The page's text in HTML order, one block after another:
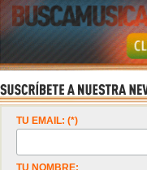
TU EMAIL: (*)
TU NOMBRE: